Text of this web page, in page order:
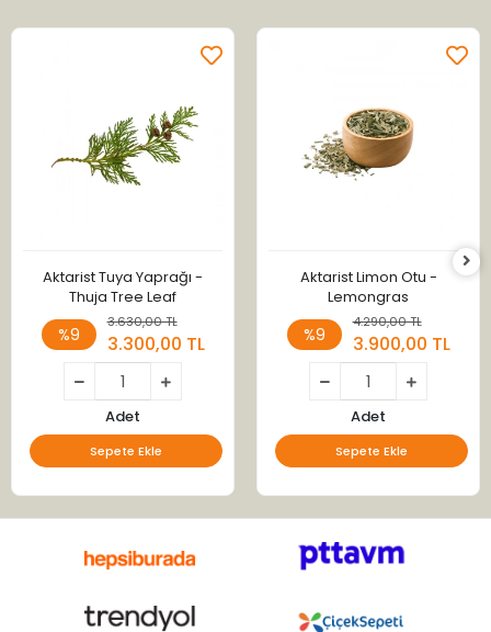
Aktarist Tuya Yaprağı -
Thuja Tree Leaf
%9
3.630,00 TL
3.300,00 TL
Adet
Sepete Ekle
Aktarist Limon Otu -
Lemongras
%9
4.290,00 TL
3.900,00 TL
Adet
Sepete Ekle